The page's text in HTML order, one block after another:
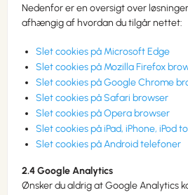
Nedenfor er en oversigt over
afhængig af hvordan du tilgår nettet:
Slet cookies på Microsoft Edge
Slet cookies på Mozilla Firefox
Slet cookies på Google Chrome
Slet cookies på Safari browser
Slet cookies på Opera browser
Slet cookies på iPad, iPhone, iPod
Slet cookies på Android telefoner
2.4 Google Analytics
Ønsker du aldrig at Google Analytics